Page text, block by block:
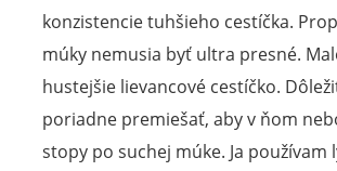
konzistencie tuhšieho cestíčka.
múky nemusia byť ultra presné.
hustejšie lievancové cestíčko.
poriadne premiešať, aby v ňom
stopy po suchej múke. Ja používam